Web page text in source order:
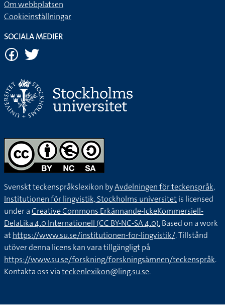
Om webbplatsen
Cookieinställningar
SOCIALA MEDIER
Svenskt teckenspråkslexikon byAvdelningen för teckenspråk,
Institutionen för lingvistik, Stockholms universitetis licensed
under aCreative Commons Erkännande-IckeKommersiell-
DelaLika 4.0 Internationell (CC BY-NC-SA 4.0).Based on a work
athttps://www.su.se/institutionen-for-lingvistik/. Tillstånd
utöver denna licens kan vara tillgängligt på
https://www.su.se/forskning/forskningsämnen/teckenspråk.
Kontakta oss viateckenlexikon@ling.su.se.